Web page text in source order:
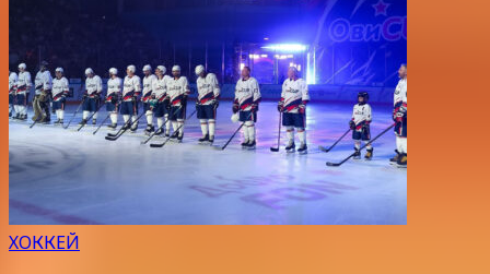
ХОККЕЙ